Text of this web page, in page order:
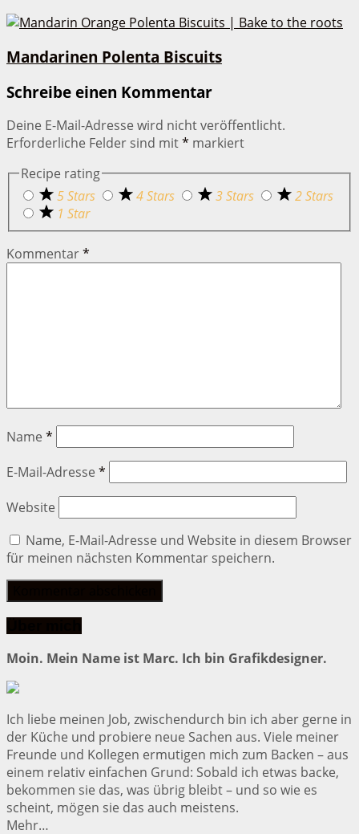
Mandarinen Polenta Biscuits
Schreibe einen Kommentar
Deine E-Mail-Adresse wird nicht veröffentlicht.
Erforderliche Felder sind mit* markiert
Recipe rating
5 Stars
4 Stars 3 Stars
2 Stars
1 Star
Kommentar*
Name *
E-Mail-Adresse *
Website
Name, E-Mail-Adresse und Website in diesem Browser
für meinen nächsten Kommentar speichern.
Moin. Mein Name ist Marc. Ich bin Grafikdesigner.
Ich liebe meinen Job, zwischendurch bin ich aber gerne in
der Küche und probiere neue Sachen aus. Viele meiner
Freunde und Kollegen ermutigen mich zum Backen – aus
einem relativ einfachen Grund: Sobald ich etwas backe,
bekommen sie das, was übrig bleibt – und so wie es
scheint, mögen sie das auch meistens.
Mehr…